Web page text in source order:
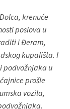
krenuće
poslova u
i Đeram,
kupališta. I
podvožnjaka u
prošle
vozila,